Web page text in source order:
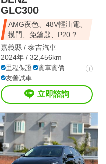
GLC300
AMG夜色、48V輕油電、
摸門、免鑰匙、P20？、
360環景
嘉義縣 / 泰吉汽車
2024年 / 32,456km
里程保證
實車實價
友善試車
立即諮詢